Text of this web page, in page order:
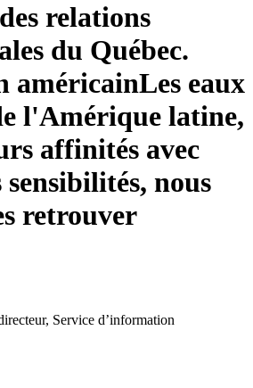
relations
du Québec.
américainLes eaux
l'Amérique latine,
affinités avec
nous
retrouver
Service d’information